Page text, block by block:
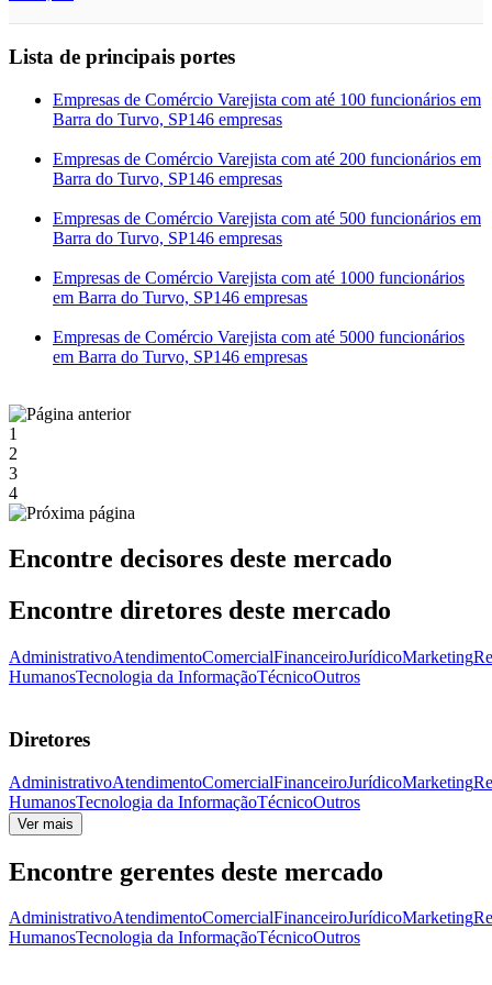
Lista de principais portes
Empresas de Comércio Varejista com até 100 funcionários em
Barra do Turvo, SP146 empresas
Empresas de Comércio Varejista com até 200 funcionários em
Barra do Turvo, SP146 empresas
Empresas de Comércio Varejista com até 500 funcionários em
Barra do Turvo, SP146 empresas
Empresas de Comércio Varejista com até 1000 funcionários
em Barra do Turvo, SP146 empresas
Empresas de Comércio Varejista com até 5000 funcionários
em Barra do Turvo, SP146 empresas
1
2
3
4
Encontre decisores deste mercado
Encontre diretores deste mercado
AdministrativoAtendimentoComercialFinanceiroJurídicoMarketing
HumanosTecnologia da InformaçãoTécnicoOutros
Diretores
AdministrativoAtendimentoComercialFinanceiroJurídicoMarketing
HumanosTecnologia da InformaçãoTécnicoOutros
Ver mais
Encontre gerentes deste mercado
AdministrativoAtendimentoComercialFinanceiroJurídicoMarketing
HumanosTecnologia da InformaçãoTécnicoOutros